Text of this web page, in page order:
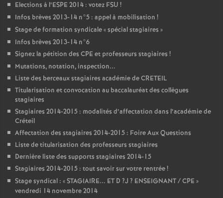
Elections à l’ESPE 2014 : votez FSU !
Infos brèves 2013-14 n°5 : appel à mobilisation !
Stage de formation syndicale «spécial stagiaires »
Infos brèves 2013-14 n°6
Signez la pétition des CPE et professeurs stagiaires !
Mutations, notation, inspection...
Liste des berceaux stagiaires académie deCRETEIL
Titularisation et convocation au baccalauréat des collègues
stagiaires
Stagiaires 2014-2015 : modalités d’affectation dans l’académie de
Créteil
Affectation des stagiaires 2014-2015 : Foire Aux Questions
Liste de titularisation des professeurs stagiaires
Dernière liste des supports stagiaires 2014-15
Stagiaires 2014-2015 : tout savoir sur votre rentrée!
Stage syndical : «STAGIAIRE... ET D ?J ? ENSEIGNANT/CPE »
vendredi 14 novembre 2014